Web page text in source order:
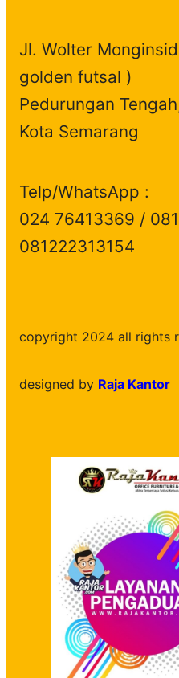
Jl. Wolter
golden futsal )
Pedurungan
Kota Semarang
Telp/WhatsApp :
024 76413369 /
081222313154
copyright 2024 all rights
designed by Raja Kantor